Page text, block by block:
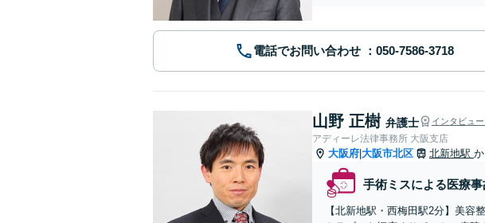
電話でお問い合わせ
山野 正樹 弁護士 インタビュ
アディーレ法律事務所 大阪支店
大阪府 大阪市北区 北新地駅
手術ミスによる医療事
【北新地駅・西梅田駅2分】美